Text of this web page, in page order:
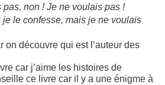
non ! Je ne voulais pas !
je le confesse, mais je ne voulais
on découvre qui est l’auteur des
car j’aime les histoires de
ce livre car il y a une énigme à